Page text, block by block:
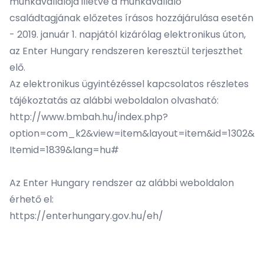
családtagjának előzetes írásos hozzájárulása esetén
- 2019. január 1. napjától kizárólag elektronikus úton,
az Enter Hungary rendszeren keresztül terjeszthet
elő.
Az elektronikus ügyintézéssel kapcsolatos részletes
tájékoztatás az alábbi weboldalon olvasható:
http://www.bmbah.hu/index.php?
option=com_k2&view=item&layout=item&id=1302&
Itemid=1839&lang=hu#
Az Enter Hungary rendszer az alábbi weboldalon
érhető el:
https://enterhungary.gov.hu/eh/